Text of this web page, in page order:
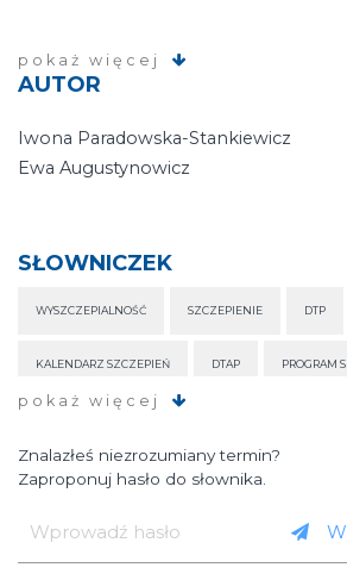
pokaż więcej
AUTOR
Iwona Paradowska-Stankiewicz
Ewa Augustynowicz
SŁOWNICZEK
WYSZCZEPIALNOŚĆ SZCZEPIENIE DTP
KALENDARZ SZCZEPIEŃ DTAP PROGRAM
pokaż więcej
Znalazłeś niezrozumiany termin?
Zaproponuj hasło do słownika.
hasło